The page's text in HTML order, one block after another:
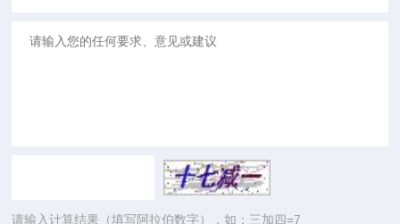
请输入计算结果（填写阿拉伯数字），如：三加四=7